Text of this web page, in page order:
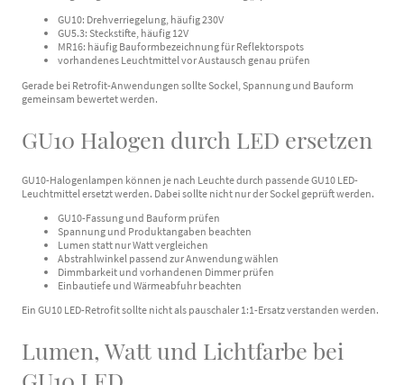
GU10: Drehverriegelung, häufig 230V
GU5.3: Steckstifte, häufig 12V
MR16: häufig Bauformbezeichnung für Reflektorspots
vorhandenes Leuchtmittel vor Austausch genau prüfen
Gerade bei Retrofit-Anwendungen sollte Sockel, Spannung und Bauform
gemeinsam bewertet werden.
GU10 Halogen durch LED ersetzen
GU10-Halogenlampen können je nach Leuchte durch passende GU10 LED-
Leuchtmittel ersetzt werden. Dabei sollte nicht nur der Sockel geprüft werden.
GU10-Fassung und Bauform prüfen
Spannung und Produktangaben beachten
Lumen statt nur Watt vergleichen
Abstrahlwinkel passend zur Anwendung wählen
Dimmbarkeit und vorhandenen Dimmer prüfen
Einbautiefe und Wärmeabfuhr beachten
Ein GU10 LED-Retrofit sollte nicht als pauschaler 1:1-Ersatz verstanden werden.
Lumen, Watt und Lichtfarbe bei